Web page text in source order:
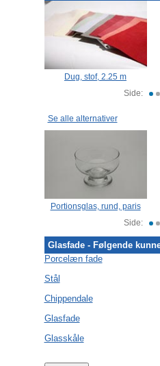
Se alle alternativer
Glasfade - Følgende
Porcelæn fade
Stål
Chippendale
Glasfade
Glasskåle
Dug, stof, 2.25 m
Side:
Portionsglas, rund, paris
Side: